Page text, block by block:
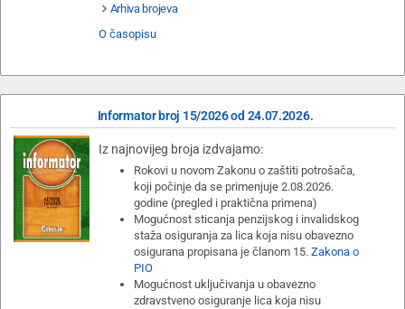
Arhiva brojeva
O časopisu
Informator broj 15/2026 od 24.07.2026.
Iz najnovijeg broja izdvajamo:
Rokovi u novom Zakonu o zaštiti potrošača,
koji počinje da se primenjuje 2.08.2026.
godine (pregled i praktična primena)
Mogućnost sticanja penzijskog i invalidskog
staža osiguranja za lica koja nisu obavezno
osigurana propisana je članom 15. Zakona o
PIO
Mogućnost uključivanja u obavezno
zdravstveno osiguranje lica koja nisu